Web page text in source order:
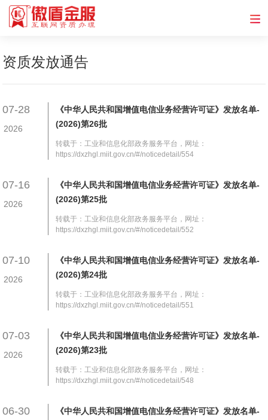
资质发放通告
07-28
2026
《中华人民共和国增值电信业务经营许可证》发放名单-
(2026)第26批
转载于：工业和信息化部政务服务平台，网址：
https://dxzhgl.miit.gov.cn/#/noticedetail/554
07-16
2026
《中华人民共和国增值电信业务经营许可证》发放名单-
(2026)第25批
转载于：工业和信息化部政务服务平台，网址：
https://dxzhgl.miit.gov.cn/#/noticedetail/552
07-10
2026
《中华人民共和国增值电信业务经营许可证》发放名单-
(2026)第24批
转载于：工业和信息化部政务服务平台，网址：
https://dxzhgl.miit.gov.cn/#/noticedetail/551
07-03
2026
《中华人民共和国增值电信业务经营许可证》发放名单-
(2026)第23批
转载于：工业和信息化部政务服务平台，网址：
https://dxzhgl.miit.gov.cn/#/noticedetail/548
06-30
《中华人民共和国增值电信业务经营许可证》发放名单-